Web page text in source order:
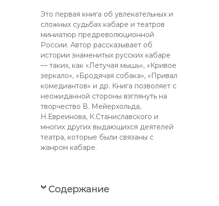
Это первая книга об увлекательных и
сложных судьбах кабаре и театров
миниатюр предреволюционной
России. Автор рассказывает об
истории знаменитых русских кабаре
— таких, как «Летучая мышь», «Кривое
зеркало», «Бродячая собака», «Привал
комедиантов» и др. Книга позволяет с
неожиданной стороны взглянуть на
творчество В. Мейерхольда,
Н.Евреинова, К.Станиславского и
многих других выдающихся деятелей
театра, которые были связаны с
жанром кабаре.
Содержание